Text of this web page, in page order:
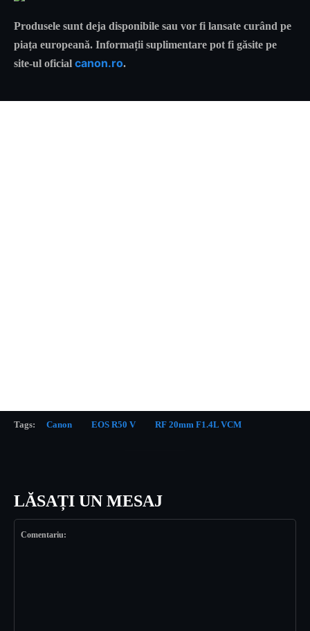
Produsele sunt deja disponibile sau vor fi lansate curând pe
piața europeană. Informații suplimentare pot fi găsite pe
site-ul oficial canon.ro.
Tags: Canon EOS R50 V RF 20mm F1.4L VCM
LĂSAȚI UN MESAJ